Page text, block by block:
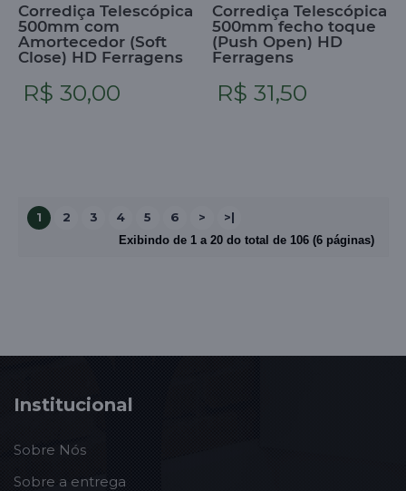
Corrediça Telescópica
500mm com
Amortecedor (Soft
Close) HD Ferragens
R$ 30,00
Corrediça Telescópica
500mm fecho toque
(Push Open) HD
Ferragens
R$ 31,50
1 2 3 4 5 6 > >|
Exibindo de 1 a 20 do total de 106 (6 páginas)
Institucional
Sobre Nós
Sobre a entrega